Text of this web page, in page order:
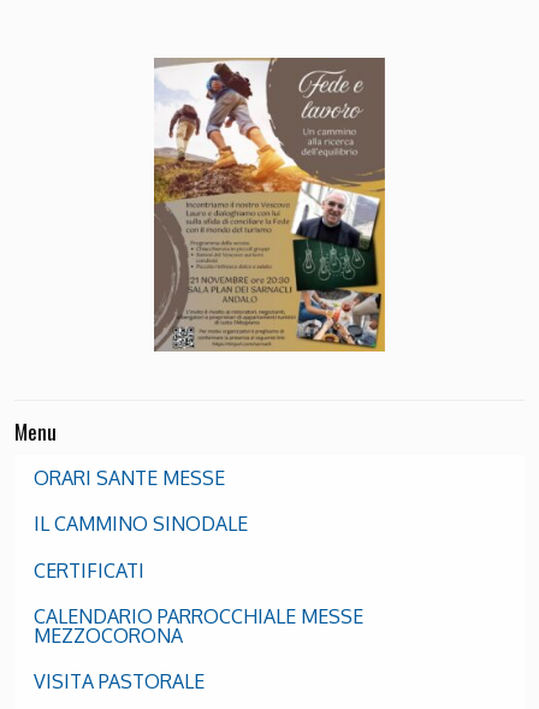
Menu
ORARI SANTE MESSE
IL CAMMINO SINODALE
CERTIFICATI
CALENDARIO PARROCCHIALE MESSE
MEZZOCORONA
VISITA PASTORALE